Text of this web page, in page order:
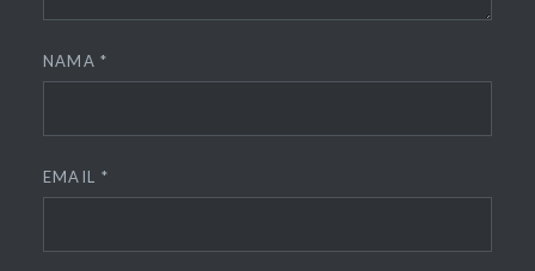
NAMA*
EMAIL *